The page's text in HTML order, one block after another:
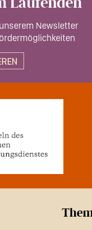
Newsletter